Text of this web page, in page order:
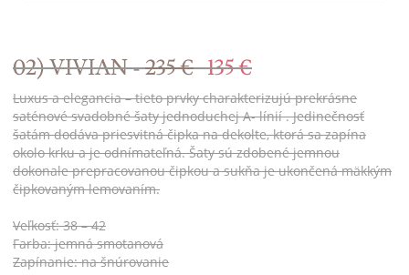
02) VIVIAN -235 € 135 €
Luxus a elegancia – tieto prvky charakterizujú prekrásne
saténové svadobné šaty jednoduchej A- línií . Jedinečnosť
šatám dodáva priesvitná čipka na dekolte, ktorá sa zapína
okolo krku a je odnímateľná. Šaty sú zdobené jemnou
dokonale prepracovanou čipkou a sukňa je ukončená mäkkým
čipkovaným lemovaním.
Veľkosť: 38 – 42
Farba: jemná smotanová
Zapínanie: na šnúrovanie